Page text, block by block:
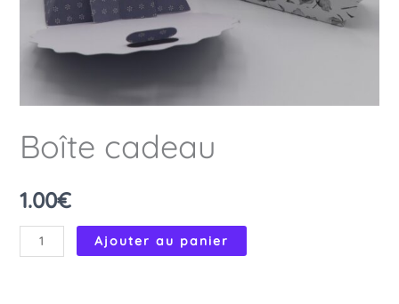
Boîte cadeau
1.00€
quantité
de
Ajouter au panier